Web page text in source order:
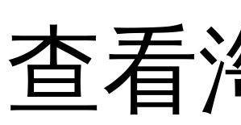
查看